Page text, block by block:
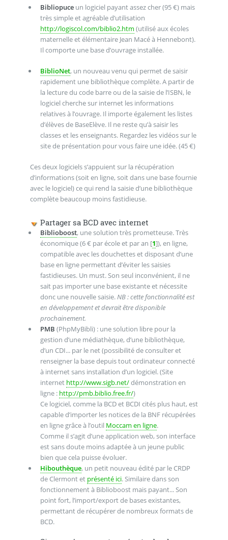
Bibliopuceun logiciel payant assez cher (95 €) mais
très simple et agréable d’utilisation
http://logiscol.com/biblio2.htm (utilisé aux écoles
maternelle et élémentaire Jean Macé à Hennebont).
Il comporte une base d’ouvrage installée.
BiblioNet, un nouveau venu qui permet de saisir
rapidement une bibliothèque complète. A partir de
la lecture du code barre ou de la saisie de l’ISBN, le
logiciel cherche sur internet les informations
relatives à l’ouvrage. Il importe également les listes
d’élèves de BaseElève. Il ne reste qu’à saisir les
classes et les enseignants. Regardez les vidéos sur le
site de présentation pour vous faire une idée. (45 €)
Ces deux logiciels s’appuient sur la récupération
d’informations (soit en ligne, soit dans une base fournie
avec le logiciel) ce qui rend la saisie d’une bibliothèque
complète beaucoup moins fastidieuse.
Partager sa BCD avec internet
Biblioboost, une solution très prometteuse. Très
économique (6 € par école et par an [1]), en ligne,
compatible avec les douchettes et disposant d’une
base en ligne permettant d’éviter les saisies
fastidieuses. Un must. Son seul inconvénient, il ne
sait pas importer une base existante et nécessite
donc une nouvelle saisie.NB : cette fonctionnalité est
en développement et devrait être disponible
prochainement.
PMB (PhpMyBibli) : une solution libre pour la
gestion d’une médiathèque, d’une bibliothèque,
d’un CDI... par le net (possibilité de consulter et
renseigner la base depuis tout ordinateur connecté
à internet sans installation d’un logiciel. (Site
internet http://www.sigb.net/démonstration en
ligne : http://pmb.biblio.free.fr/)
Ce logiciel, comme la BCD et BCDI cités plus haut, est
capable d’importer les notices de la BNF récupérées
en ligne grâce à l’outil Moccam en ligne.
Comme il s’agit d’une application web, son interface
est sans doute moins adaptée à un jeune public
bien que cela puisse évoluer.
Hibouthèque, un petit nouveau édité par le CRDP
de Clermont et présenté ici. Similaire dans son
fonctionnement à Biblioboost mais payant... Son
point fort, l’import/export de bases existantes,
permettant de récupérer de nombreux formats de
BCD.